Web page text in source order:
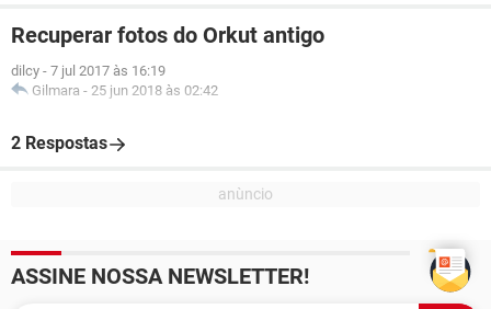
Recuperar fotos do Orkut antigo
dilcy - 7 jul 2017 às 16:19
Gilmara - 25 jun 2018 às 02:42
2 Respostas
ASSINE NOSSA NEWSLETTER!